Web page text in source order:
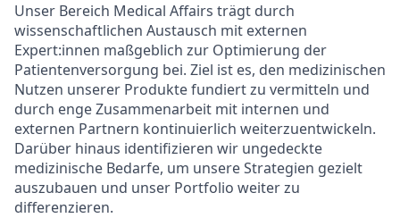
Unser Bereich Medical Affairs trägt durch
wissenschaftlichen Austausch mit externen
Expert:innen maßgeblich zur Optimierung der
Patientenversorgung bei. Ziel ist es, den medizinischen
Nutzen unserer Produkte fundiert zu vermitteln und
durch enge Zusammenarbeit mit internen und
externen Partnern kontinuierlich weiterzuentwickeln.
Darüber hinaus identifizieren wir ungedeckte
medizinische Bedarfe, um unsere Strategien gezielt
auszubauen und unser Portfolio weiter zu
differenzieren.